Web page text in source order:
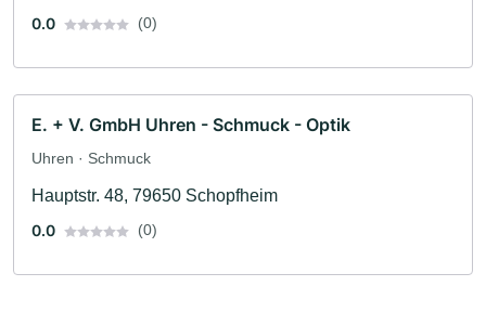
0.0
(0)
E. + V. GmbH Uhren - Schmuck - Optik
Uhren · Schmuck
Hauptstr. 48, 79650 Schopfheim
0.0
(0)